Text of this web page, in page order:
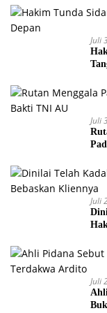
Juli
Juli
Juli
Juli